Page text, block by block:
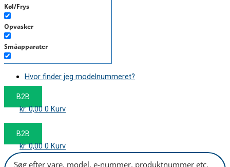
Køl/Frys
Opvasker
Småapparater
Støvsuger
Tørretumbler
Tilbehør/Plejemidler
Hvor finder jeg modelnummeret?
B2B
kr.0,00 0 Kurv
B2B
kr.0,00 0 Kurv